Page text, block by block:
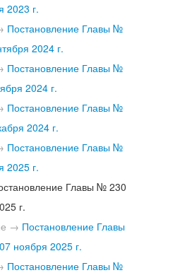
2023 г.
Постановление Главы №
2024 г.
Постановление Главы №
2024 г.
Постановление Главы №
2024 г.
Постановление Главы №
2025 г.
Главы № 230
г.
→ Постановление Главы
ноября 2025 г.
Постановление Главы №